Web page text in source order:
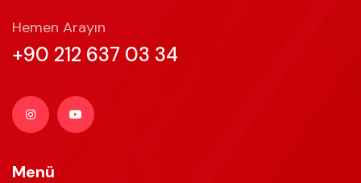
Hemen Arayın
+90 212 637 03 34
Menü